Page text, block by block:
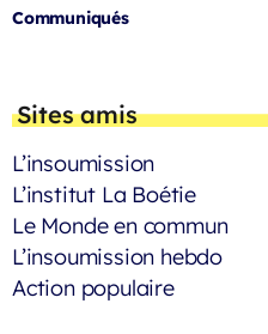
Communiqués
Sites amis
L’insoumission
L’institut La Boétie
Le Monde en commun
L’insoumission hebdo
Action populaire